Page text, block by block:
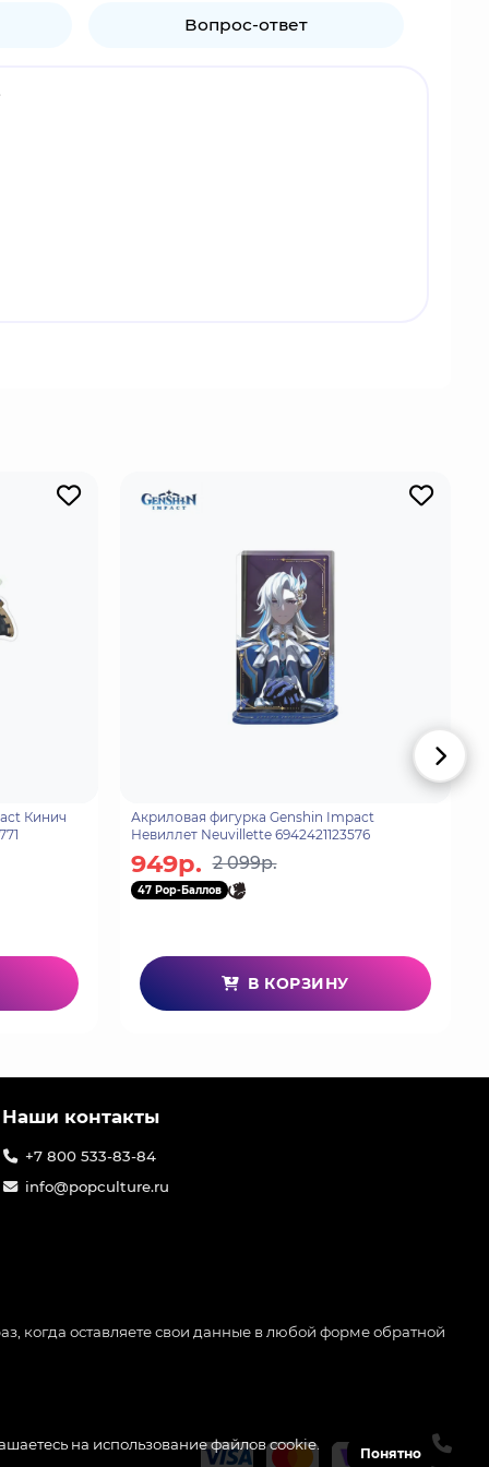
Вопрос-ответ
юная леди. Она может использовать силу
Кинич
Акриловая фигурка Genshin Impact
Невиллет Neuvillette 6942421123576
949р. 2 099р.
47 Pop-Баллов
В КОРЗИНУ
на использование файлов cookie.
Понятно
Наши контакты
+7 800 533-83-84
info@popculture.ru
когда оставляете свои данные в любой форме обратной